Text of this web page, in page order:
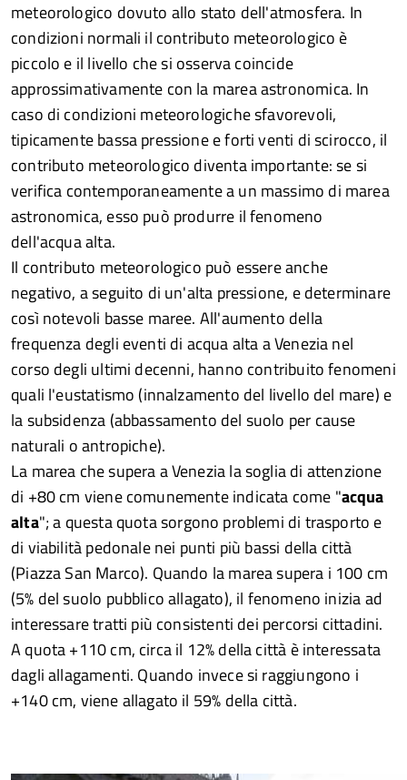
meteorologico dovuto allo stato dell'atmosfera. In
condizioni normali il contributo meteorologico è
piccolo e il livello che si osserva coincide
approssimativamente con la marea astronomica. In
caso di condizioni meteorologiche sfavorevoli,
tipicamente bassa pressione e forti venti di scirocco, il
contributo meteorologico diventa importante: se si
verifica contemporaneamente a un massimo di marea
astronomica, esso può produrre il fenomeno
dell'acqua alta.
Il contributo meteorologico può essere anche
negativo, a seguito di un'alta pressione, e determinare
così notevoli basse maree. All'aumento della
frequenza degli eventi di acqua alta a Venezia nel
corso degli ultimi decenni, hanno contribuito fenomeni
quali l'eustatismo (innalzamento del livello del mare) e
la subsidenza (abbassamento del suolo per cause
naturali o antropiche).
La marea che supera a Venezia la soglia di attenzione
di +80 cm viene comunemente indicata come "acqua
alta"; a questa quota sorgono problemi di trasporto e
di viabilità pedonale nei punti più bassi della città
(Piazza San Marco). Quando la marea supera i 100 cm
(5% del suolo pubblico allagato), il fenomeno inizia ad
interessare tratti più consistenti dei percorsi cittadini.
A quota +110 cm, circa il 12% della città è interessata
dagli allagamenti. Quando invece si raggiungono i
+140 cm, viene allagato il 59% della città.